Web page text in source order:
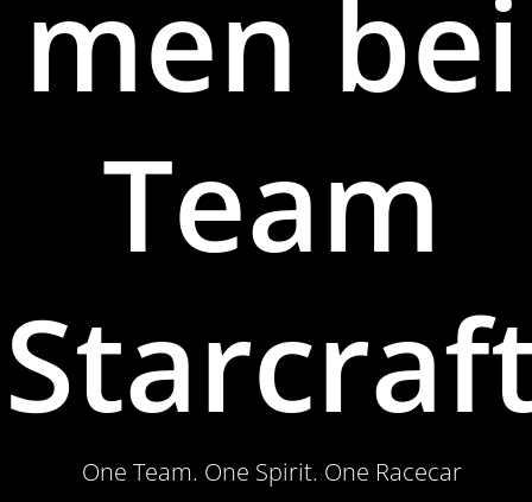
men bei
Team
One Team. One Spirit. One Racecar